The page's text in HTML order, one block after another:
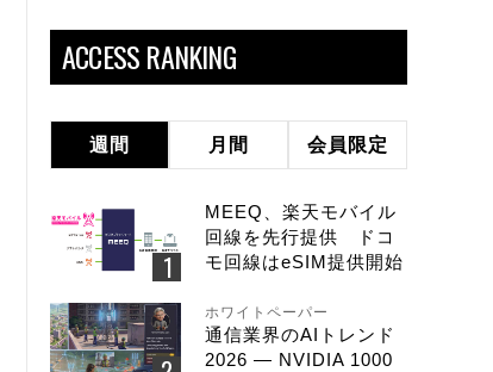
ACCESS RANKING
週間 月間 会員限定
MEEQ、楽天モバイル
回線を先行提供 ドコ
モ回線はeSIM提供開始
ホワイトペーパー
通信業界のAIトレンド
2026 ― NVIDIA 1000